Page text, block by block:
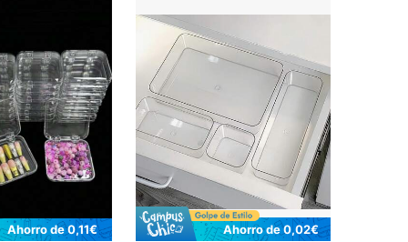
Ahorro de 0,11€ Ahorro de 0,02€